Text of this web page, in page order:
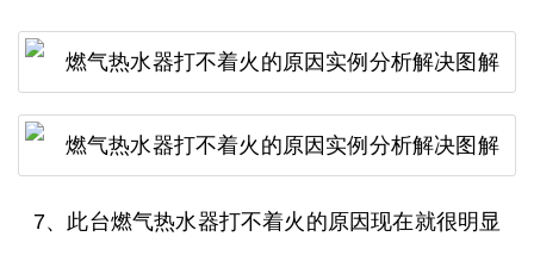
7、此台燃气热水器打不着火的原因现在就很明显